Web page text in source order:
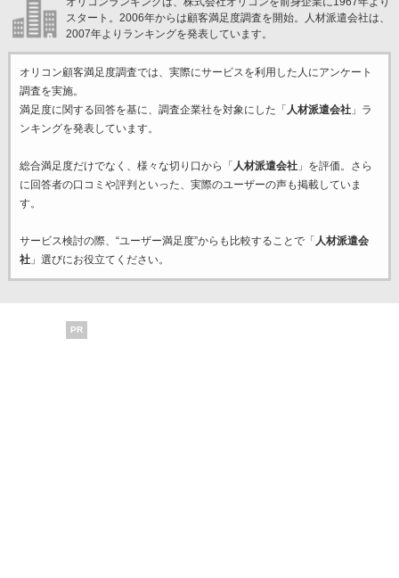
スタート。2006年からは顧客満足度調査を開始。人材派遣会社は、
2007年よりランキングを発表しています。
オリコン顧客満足度調査では、実際にサービスを利用した 人にアンケート
調査を実施。
満足度に関する回答を基に、調査企業社を対象にした「 人材派遣会社」ラ
ンキングを発表しています。
総合満足度だけでなく、様々な切り口から「 人材派遣会社」を評価。さら
に回答者の口コミや評判といった、実際のユーザーの声も掲載していま
す。
サービス検討の際、“ユーザー満足度”からも比較することで「 人材派遣会
社」選びにお役立てください。
PR